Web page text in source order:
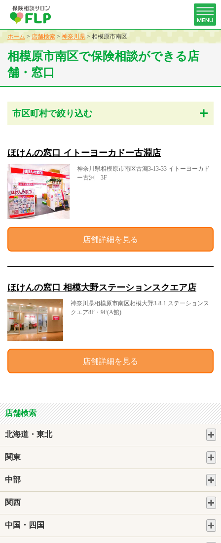
ホーム > 店舗検索 > 神奈川県 > 相模原市南区
相模原市南区で保険相談ができる店
舗・窓口
市区町村で絞り込む
ほけんの窓口 イトーヨーカドー古淵店
神奈川県相模原市南区古淵3-13-33 イトーヨーカド
ー古淵 3F
店舗詳細を見る
ほけんの窓口 相模大野ステーションスクエア店
神奈川県相模原市南区相模大野3-8-1 ステーションス
クエア8F・9F(A館)
店舗詳細を見る
店舗検索
北海道・東北
関東
中部
関西
中国・四国